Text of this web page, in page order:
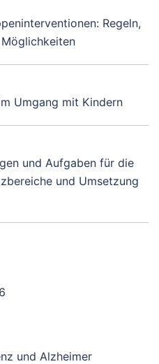
Regeln,
Umgang mit Kindern
und Aufgaben für die
und Umsetzung
und Alzheimer